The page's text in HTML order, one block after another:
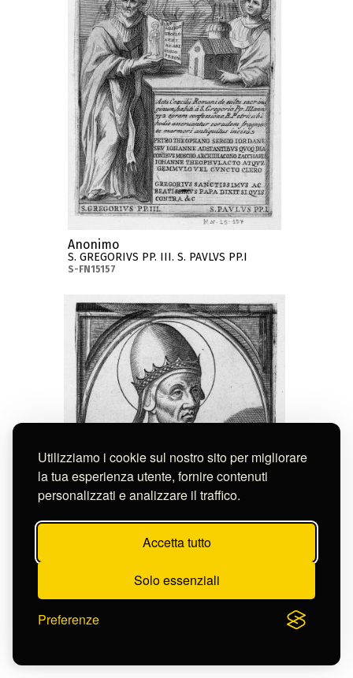
Utilizziamo i cookie sul nostro sito per migliorare
la tua esperienza utente, fornire contenuti
personalizzati e analizzare il traffico.
Accetta tutto
Solo essenziali
Preferenze
Anonimo
S. GREGORIVS PP. III. S. PAVLVS PP.I
S-FN15157